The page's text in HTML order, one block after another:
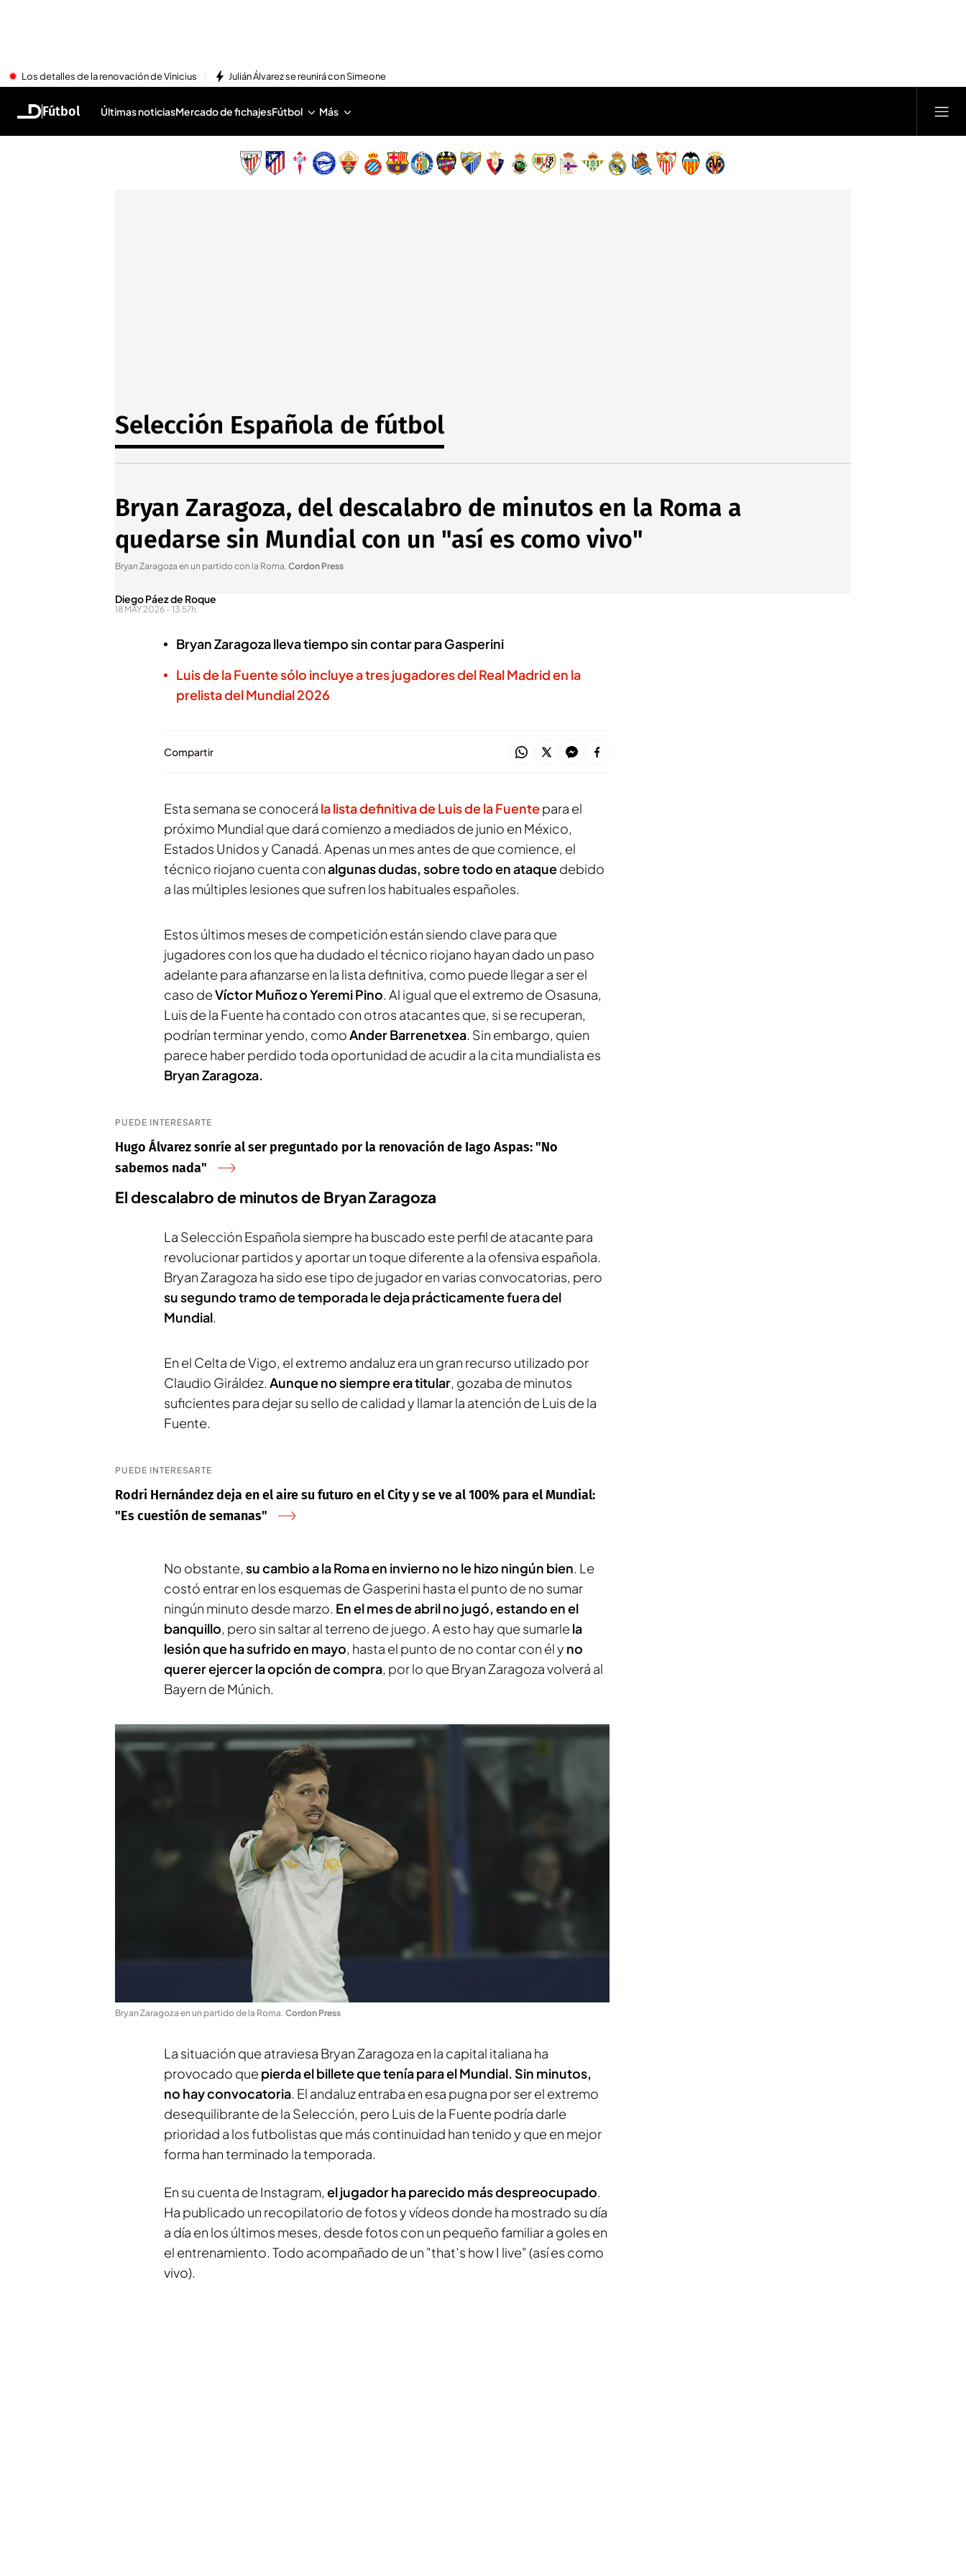
Los detalles de la renovación de Vinicius Julián Álvarez se reunirá con Simeone
Fútbol Últimas noticiasMercado de fichajesFútbol Más
Selección Española de fútbol
Bryan Zaragoza, del descalabro de minutos en la Roma a
quedarse sin Mundial con un "así es como vivo"
Bryan Zaragoza en un partido con la Roma.Cordon Press
Diego Páez de Roque
18 MAY 2026 - 13:57h.
Bryan Zaragoza lleva tiempo sin contar para Gasperini
Luis de la Fuente sólo incluye a tres jugadores del Real Madrid en la
prelista del Mundial 2026
Compartir
Esta semana se conocerá la lista definitiva de Luis de la Fuentepara el
próximo Mundial que dará comienzo a mediados de junio en México,
Estados Unidos y Canadá. Apenas un mes antes de que comience, el
técnico riojano cuenta conalgunas dudas, sobre todo en ataquedebido
a las múltiples lesiones que sufren los habituales españoles.
Estos últimos meses de competición están siendo clave para que
jugadores con los que ha dudado el técnico riojano hayan dado un paso
adelante para afianzarse en la lista definitiva, como puede llegar a ser el
caso deVíctor Muñoz o Yeremi Pino. Al igual que el extremo de Osasuna,
Luis de la Fuente ha contado con otros atacantes que, si se recuperan,
podrían terminar yendo, comoAnder Barrenetxea. Sin embargo, quien
parece haber perdido toda oportunidad de acudir a la cita mundialista es
Bryan Zaragoza.
PUEDE INTERESARTE
Hugo Álvarez sonríe al ser preguntado por la renovación de Iago Aspas: "No
sabemos nada"
El descalabro de minutos de Bryan Zaragoza
La Selección Española siempre ha buscado este perfil de atacante para
revolucionar partidos y aportar un toque diferente a la ofensiva española.
Bryan Zaragoza ha sido ese tipo de jugador en varias convocatorias, pero
su segundo tramo de temporada le deja prácticamente fuera del
Mundial.
En el Celta de Vigo, el extremo andaluz era un gran recurso utilizado por
Claudio Giráldez. Aunque no siempre era titular, gozaba de minutos
suficientes para dejar su sello de calidad y llamar la atención de Luis de la
Fuente.
PUEDE INTERESARTE
Rodri Hernández deja en el aire su futuro en el City y se ve al 100% para el Mundial:
"Es cuestión de semanas"
No obstante, su cambio a la Roma en invierno no le hizo ningún bien. Le
costó entrar en los esquemas de Gasperini hasta el punto de no sumar
ningún minuto desde marzo. En el mes de abril no jugó, estando en el
banquillo, pero sin saltar al terreno de juego. A esto hay que sumarle la
lesión que ha sufrido en mayo, hasta el punto de no contar con él y no
querer ejercer la opción de compra, por lo que Bryan Zaragoza volverá al
Bayern de Múnich.
Bryan Zaragoza en un partido de la Roma. Cordon Press
La situación que atraviesa Bryan Zaragoza en la capital italiana ha
provocado que pierda el billete que tenía para el Mundial. Sin minutos,
no hay convocatoria. El andaluz entraba en esa pugna por ser el extremo
desequilibrante de la Selección, pero Luis de la Fuente podría darle
prioridad a los futbolistas que más continuidad han tenido y que en mejor
forma han terminado la temporada.
En su cuenta de Instagram, el jugador ha parecido más despreocupado.
Ha publicado un recopilatorio de fotos y vídeos donde ha mostrado su día
a día en los últimos meses, desde fotos con un pequeño familiar a goles en
el entrenamiento. Todo acompañado de un "that’s how I live" (así es como
vivo).